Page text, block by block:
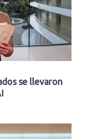
se llevaron